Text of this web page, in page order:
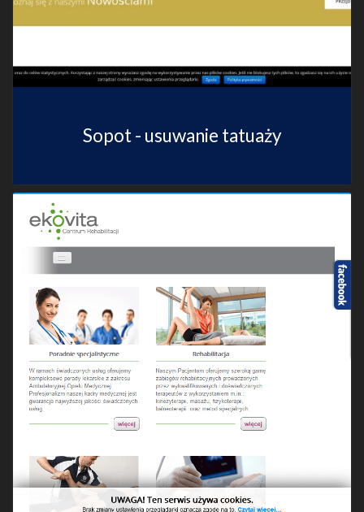
Sopot - usuwanie tatuaży